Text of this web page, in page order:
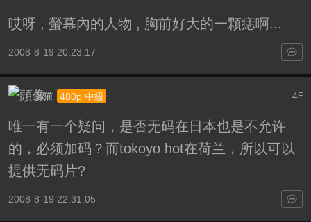
哎呀 , 螢幕內的人物 , 胸前好大的一顆痣啊...
2008-8-19 20:23:17
4F
肥猫 480p 中級
唯一有一个疑问，是否无码在日本也是不允许
的，必须加码？而tokoyo hot在荷兰，所以可以
提供无码片?
2008-8-19 22:31:05